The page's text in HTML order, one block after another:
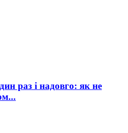
раз і надовго: як не